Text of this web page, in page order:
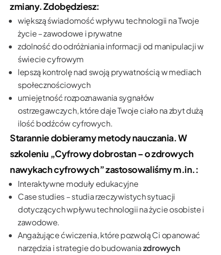
zmiany. Zdobędziesz:
większą świadomość wpływu technologii na Twoje
życie – zawodowe i prywatne
zdolność do odróżniania informacji od manipulacji w
świecie cyfrowym
lepszą kontrolę nad swoją prywatnością w mediach
społecznościowych
umiejętność rozpoznawania sygnałów
ostrzegawczych, które daje Twoje ciało na zbyt dużą
ilość bodźców cyfrowych.
Starannie dobieramy metody nauczania. W
szkoleniu „Cyfrowy dobrostan – o zdrowych
nawykach cyfrowych” zastosowaliśmy m.in.:
Interaktywne moduły edukacyjne
Case studies – studia rzeczywistych sytuacji
dotyczących wpływu technologii na życie osobiste i
zawodowe.
Angażujące ćwiczenia, które pozwolą Ci opanować
narzędzia i strategie do budowaniazdrowych